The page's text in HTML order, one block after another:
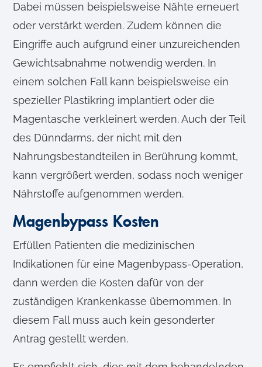
Dabei müssen beispielsweise Nähte erneuert
oder verstärkt werden. Zudem können die
Eingriffe auch aufgrund einer unzureichenden
Gewichtsabnahme notwendig werden. In
einem solchen Fall kann beispielsweise ein
spezieller Plastikring implantiert oder die
Magentasche verkleinert werden. Auch der Teil
des Dünndarms, der nicht mit den
Nahrungsbestandteilen in Berührung kommt,
kann vergrößert werden, sodass noch weniger
Nährstoffe aufgenommen werden.
Magenbypass Kosten
Erfüllen Patienten die medizinischen
Indikationen für eine Magenbypass-Operation,
dann werden die Kosten dafür von der
zuständigen Krankenkasse übernommen. In
diesem Fall muss auch kein gesonderter
Antrag gestellt werden.